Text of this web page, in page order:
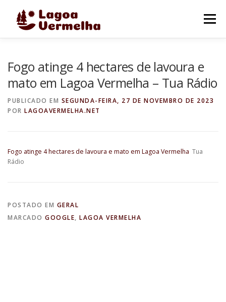
Menu
Fogo atinge 4 hectares de lavoura e
mato em Lagoa Vermelha – Tua Rádio
PUBLICADO EM SEGUNDA-FEIRA, 27 DE NOVEMBRO DE 2023
POR LAGOAVERMELHA.NET
Fogo atinge 4 hectares de lavoura e mato em Lagoa Vermelha Tua
Rádio
POSTADO EM GERAL
MARCADO GOOGLE, LAGOA VERMELHA